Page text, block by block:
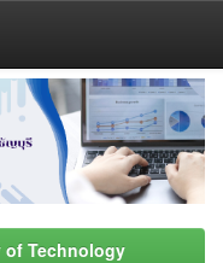
of Technology